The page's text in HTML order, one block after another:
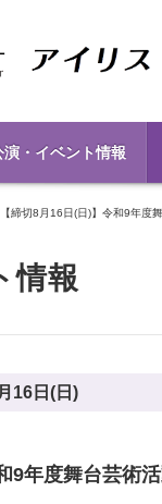
演・イベント情報
【締切8月16日(日)】令和9年度
情報
16日(日)
9年度舞台芸術